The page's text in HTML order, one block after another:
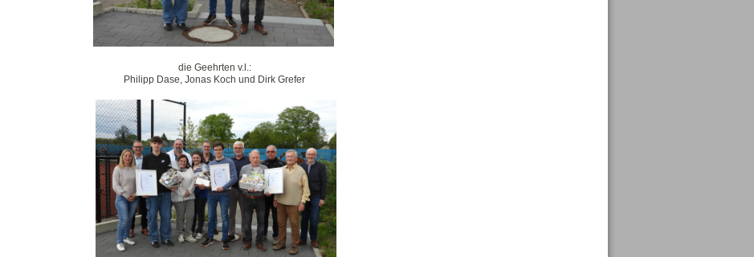
die Geehrten v.l.:
Philipp Dase, Jonas Koch und Dirk Grefer